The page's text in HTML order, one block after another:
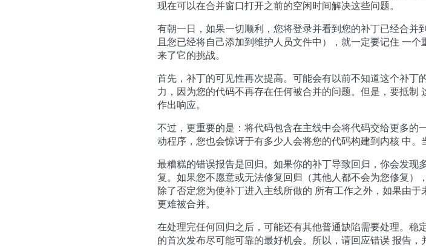
现在可以在合并窗口打开之前的空闲时间解决这些问题。
有朝一日，如果一切顺利，您将登录并看到您的补丁已经合并
且您已经将自己添加到维护人员文件中），就一定要记住 一
来了它的挑战。
首先，补丁的可见性再次提高。可能会有以前不知道这个补丁
力，因为您的代码不再存在任何被合并的问题。但是，要抵制
作出响应。
不过，更重要的是：将代码包含在主线中会将代码交给更多的
动程序，您也会惊讶于有多少人会将您的代码构建到内核 中。
最糟糕的错误报告是回归。如果你的补丁导致回归，你会发现
复。如果您不愿意或无法修复回归（其他人都不会为您修复）
除了否定您为使补丁进入主线所做的 所有工作之外，如果由
更难被合并。
在处理完任何回归之后，可能还有其他普通缺陷需要处理。稳
的首次发布尽可能可靠的最好机会。所以，请回应错误 报告